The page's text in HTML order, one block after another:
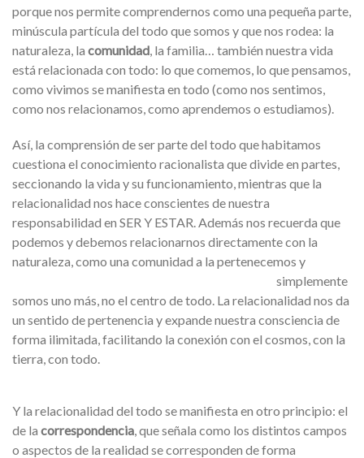
porque nos permite comprendernos como una pequeña parte,
minúscula partícula del todo que somos y que nos rodea: la
naturaleza, la comunidad, la familia… también nuestra vida
está relacionada con todo: lo que comemos, lo que pensamos,
como vivimos se manifiesta en todo (como nos sentimos,
como nos relacionamos, como aprendemos o estudiamos).
Así, la comprensión de ser parte del todo que habitamos
cuestiona el conocimiento racionalista que divide en partes,
seccionando la vida y su funcionamiento, mientras que la
relacionalidad nos hace conscientes de nuestra
responsabilidad en SER Y ESTAR. Además nos recuerda que
podemos y debemos relacionarnos directamente con la
naturaleza, como una comunidad a la pertenecemos y
simplemente
somos uno más, no el centro de todo. La relacionalidad nos da
un sentido de pertenencia y expande nuestra consciencia de
forma ilimitada, facilitando la conexión con el cosmos, con la
tierra, con todo.
Y la relacionalidad del todo se manifiesta en otro principio: el
de la correspondencia, que señala como los distintos campos
o aspectos de la realidad se corresponden de forma